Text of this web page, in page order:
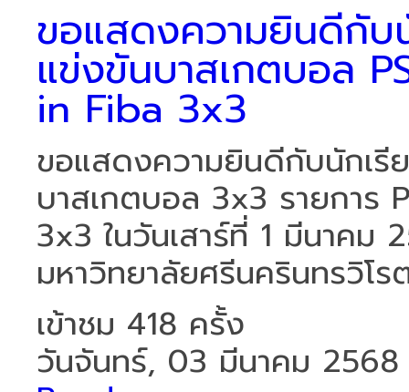
ขอแสดงความยินดีกับ
แข่งขันบาสเกตบอล
in Fiba 3x3
ขอแสดงความยินดีกับนักเรี
บาสเกตบอล 3x3 รายการ
3x3 ในวันเสาร์ที่ 1 มีนาคม
มหาวิทยาลัยศรีนครินทรวิโ
เข้าชม 418 ครั้ง
วันจันทร์, 03 มีนาคม 2568